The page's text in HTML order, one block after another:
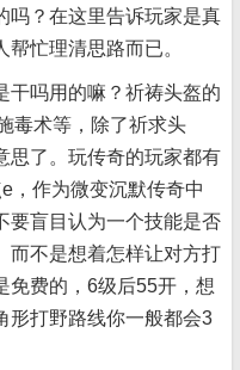
吗？在这里告诉玩家是真
忙理清思路而已。
吗用的嘛？祈祷头盔的
毒术等，除了祈求头
思了。玩传奇的玩家都有
，作为微变沉默传奇中
要盲目认为一个技能是否
而不是想着怎样让对方打
免费的，6级后55开，想
形打野路线你一般都会3